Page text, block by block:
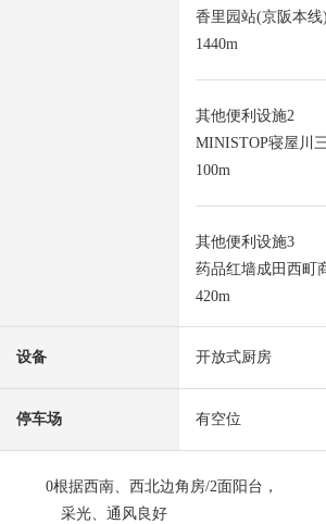
香里园站(京阪本线)
1440m
其他便利设施2
MINISTOP寝屋川
100m
其他便利设施3
药品红墙成田西町
420m
设备 开放式厨房
停车场 有空位
0根据西南、西北边角房/2面阳台，
采光、通风良好